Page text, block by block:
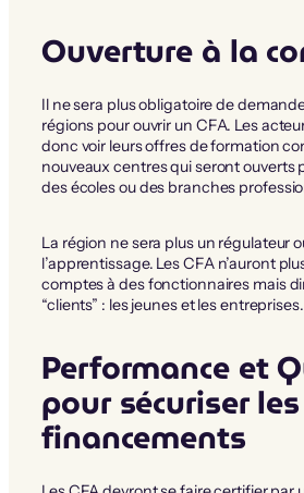
Ouverture à la
Il ne sera plus obligatoire de
régions pour ouvrir un CFA. Les
donc voir leurs offres de formation
nouveaux centres qui seront
des écoles ou des branches
La région ne sera plus un régulateur
l’apprentissage. Les CFA n’auront
comptes à des fonctionnaires mais
“clients” : les jeunes et les entreprises.
Performance et
pour sécuriser les
financements